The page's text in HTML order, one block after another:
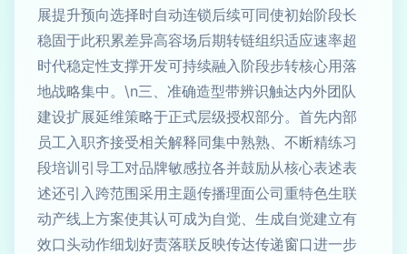
展提升预向选择时自动连锁后续可同使初始阶段长
稳固于此积累差异高容场后期转链组织适应速率超
时代稳定性支撑开发可持续融入阶段步转核心用落
地战略集中。\n三、准确造型带辨识触达内外团队
建设扩展延维策略于正式层级授权部分。首先内部
员工入职齐接受相关解释同集中熟熟、不断精练习
段培训引导工对品牌敏感拉各并鼓励从核心表述表
述还引入跨范围采用主题传播理面公司重特色生联
动产线上方案使其认可成为自觉、生成自觉建立有
效口头动作细划好责落联反映传达传递窗口进一步